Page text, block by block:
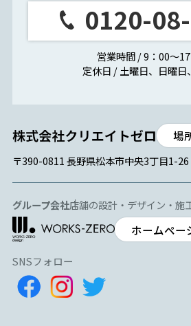
0120-
営業時間 / 9：00～
定休日 / 土曜日、日曜日
場
〒390-0811 長野県松本市中央3丁目1-
グループ会社店舗の設計・デザイン・施
ホームペー
SNSフォロー